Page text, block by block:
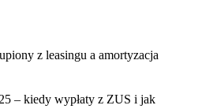
z leasingu a amortyzacja
– kiedy wypłaty z ZUS i jak